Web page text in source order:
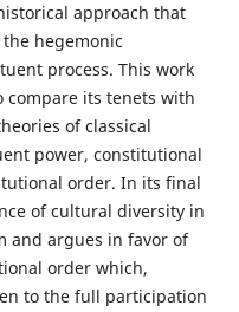
approach that
hegemonic
process. This work
compare its tenets with
of classical
power, constitutional
order. In its final
of cultural diversity in
and argues in favor of
order which,
to the full participation